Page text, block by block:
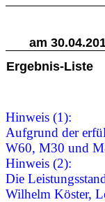
am
Ergebnis-Liste
Hinweis (1):
Aufgrund der
W60, M30 und
Hinweis (2):
Die
Wilhelm Köster,